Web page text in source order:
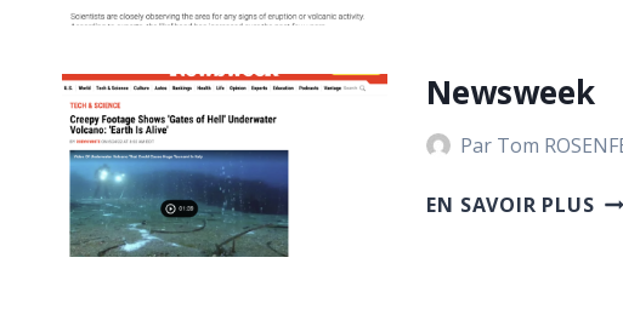
Newsweek
Par Tom
EN SAVOIR PLUS